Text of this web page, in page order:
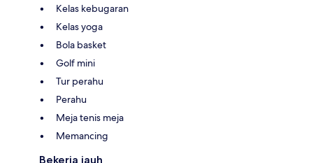
Kelas kebugaran
Kelas yoga
Bola basket
Golf mini
Tur perahu
Perahu
Meja tenis meja
Memancing
Bekerja jauh